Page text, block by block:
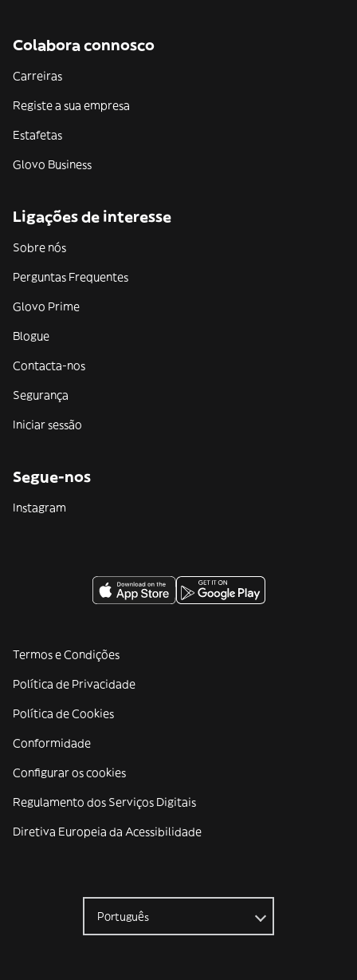
Colabora connosco
Carreiras
Registe a sua empresa
Estafetas
Glovo Business
Ligações de interesse
Sobre nós
Perguntas Frequentes
Glovo Prime
Blogue
Contacta-nos
Segurança
Iniciar sessão
Segue-nos
Instagram
Termos e Condições
Política de Privacidade
Política de Cookies
Conformidade
Configurar os cookies
Regulamento dos Serviços Digitais
Diretiva Europeia da Acessibilidade